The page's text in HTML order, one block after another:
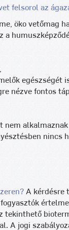
felsorol az
öko vetőmag
a
egészségét
nézve fontos
nem
nincs
A kérdésre
tekinthető
A jogi